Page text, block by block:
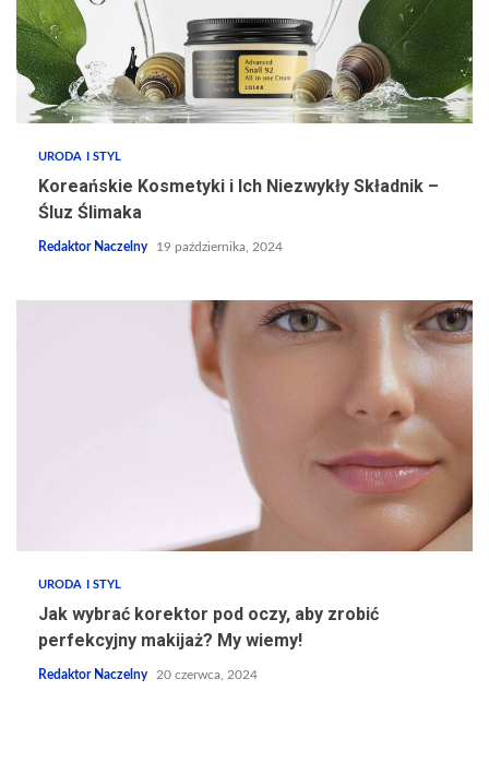
URODA I STYL
Koreańskie Kosmetyki i Ich Niezwykły Składnik –
Śluz Ślimaka
Redaktor Naczelny 19 października, 2024
URODA I STYL
Jak wybrać korektor pod oczy, aby zrobić
perfekcyjny makijaż? My wiemy!
Redaktor Naczelny 20 czerwca, 2024